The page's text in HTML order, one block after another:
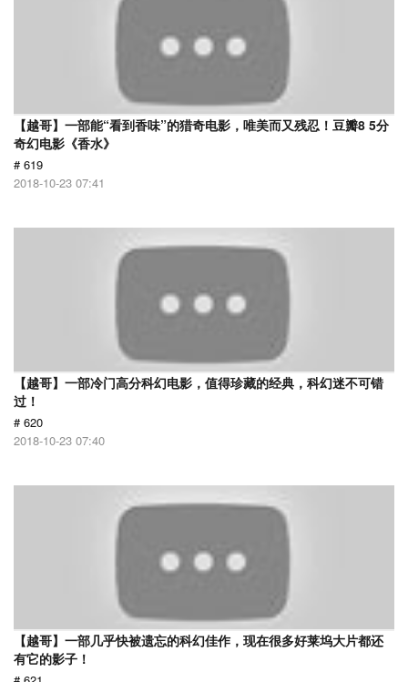
【越哥】一部能“看到香味”的猎奇电影，唯美而又残忍！豆瓣8 5分
奇幻电影《香水》
# 619
2018-10-23 07:41
【越哥】一部冷门高分科幻电影，值得珍藏的经典，科幻迷不可错
过！
# 620
2018-10-23 07:40
【越哥】一部几乎快被遗忘的科幻佳作，现在很多好莱坞大片都还
有它的影子！